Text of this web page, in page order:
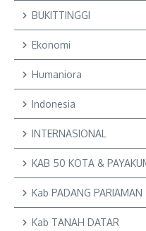
BUKITTINGGI
Ekonomi
Humaniora
Indonesia
INTERNASIONAL
KAB 50 KOTA &
Kab PADANG PARIAMAN
Kab TANAH DATAR